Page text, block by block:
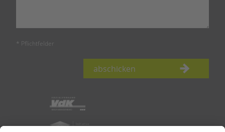
* Pflichtfelder
abschicken